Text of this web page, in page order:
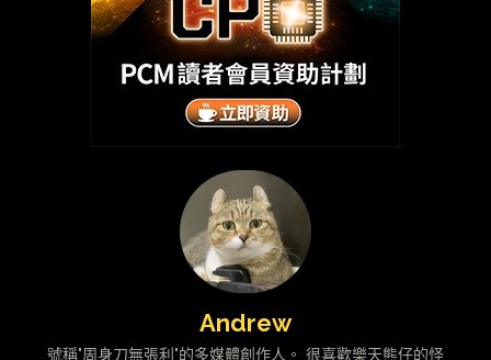
Andrew
號稱"周身刀無張利"的多媒體創作人。 很喜歡樂天熊仔的怪